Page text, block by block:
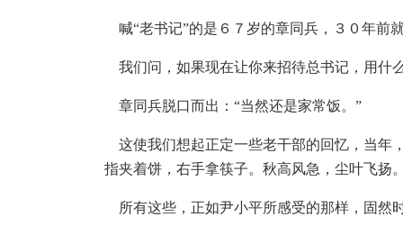
喊“老书记”的是６７岁的章同兵，３０年前
我们问，如果现在让你来招待总书记，用什
章同兵脱口而出：“当然还是家常饭。”
这使我们想起正定一些老干部的回忆，当年
指夹着饼，右手拿筷子。秋高风急，尘叶飞扬
所有这些，正如尹小平所感受的那样，固然